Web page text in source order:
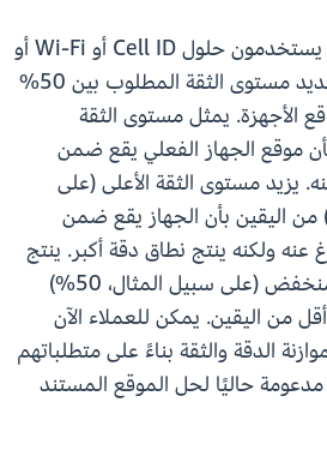
يمكن للعملاء الذين يستخدمون حلول Cell ID أو Wi-Fi أو
Cell+Wi-Fi الآن تحديد مستوى الثقة المطلوب بين 50%
الأجهزة. يمثل مستوى الثقة
موقع الجهاز الفعلي يقع ضمن
يزيد مستوى الثقة الأعلى (على
المثال، 95%) من اليقين بأن الجهاز يقع ضمن
عنه ولكنه ينتج نطاق دقة أكبر. ينتج
عن مستوى الثقة المنخفض (على سبيل المثال، 50%)
من اليقين. يمكن للعملاء الآن
الدقة والثقة بناءً على متطلباتهم
حاليًا لحل الموقع المستند